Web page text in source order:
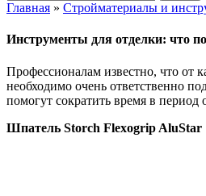
Главная » Стройматериалы и
Инструменты для отделки: что
Профессионалам известно, что от
необходимо очень ответственно
помогут сократить время в период
Шпатель Storch Flexogrip AluStar